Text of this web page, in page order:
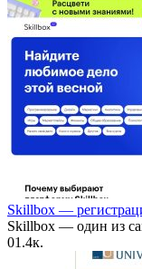
Skillbox —
Skillbox — один из
01.4к.